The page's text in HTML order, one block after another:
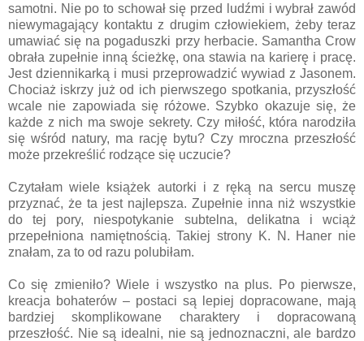
samotni. Nie po to schował się przed ludźmi i wybrał zawód
niewymagający kontaktu z drugim człowiekiem, żeby teraz
umawiać się na pogaduszki przy herbacie. Samantha Crow
obrała zupełnie inną ścieżkę, ona stawia na karierę i pracę.
Jest dziennikarką i musi przeprowadzić wywiad z Jasonem.
Chociaż iskrzy już od ich pierwszego spotkania, przyszłość
wcale nie zapowiada się różowe. Szybko okazuje się, że
każde z nich ma swoje sekrety. Czy miłość, która narodziła
się wśród natury, ma rację bytu? Czy mroczna przeszłość
może przekreślić rodzące się uczucie?
Czytałam wiele książek autorki i z ręką na sercu muszę
przyznać, że ta jest najlepsza. Zupełnie inna niż wszystkie
do tej pory, niespotykanie subtelna, delikatna i wciąż
przepełniona namiętnością. Takiej strony K. N. Haner nie
znałam, za to od razu polubiłam.
Co się zmieniło? Wiele i wszystko na plus. Po pierwsze,
kreacja bohaterów – postaci są lepiej dopracowane, mają
bardziej skomplikowane charaktery i dopracowaną
przeszłość. Nie są idealni, nie są jednoznaczni, ale bardzo